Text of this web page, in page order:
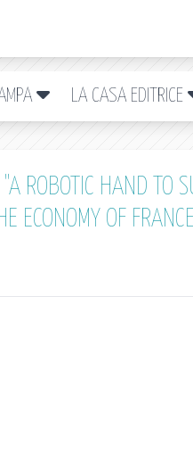
LA CASA EDITRICE
ROBOTIC HAND TO
ECONOMY OF